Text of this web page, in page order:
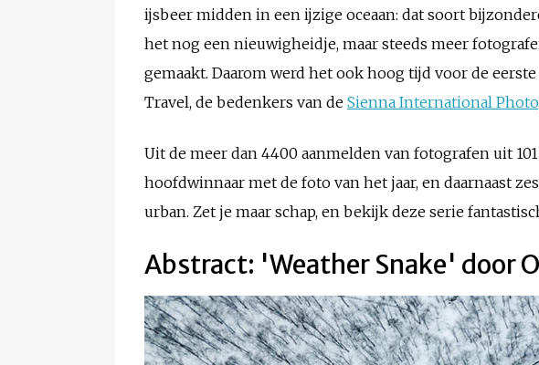
ijsbeer midden in een ijzige oceaan: dat soort
het nog een nieuwigheidje, maar steeds meer
gemaakt. Daarom werd het ook hoog tijd voor de
Travel, de bedenkers van de Sienna International
Uit de meer dan 4400 aanmelden van fotografen uit
hoofdwinnaar met de foto van het jaar, en daarnaast
urban. Zet je maar schap, en bekijk deze serie
Abstract: 'Weather Snake' door